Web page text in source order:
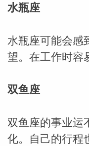
水瓶座
水瓶座可能会感
望。在工作时容
双鱼座
双鱼座的事业运
化。自己的行程